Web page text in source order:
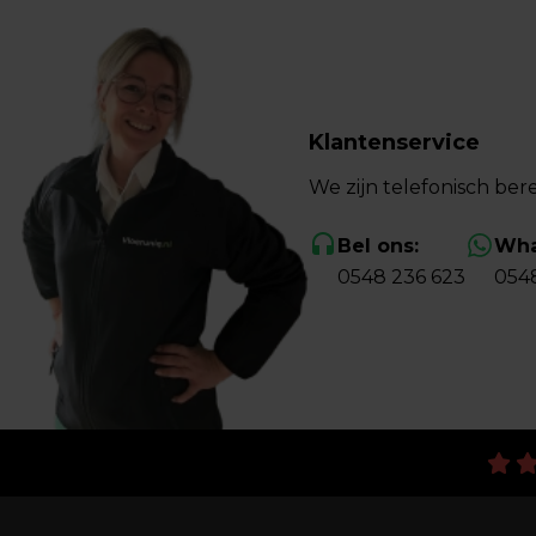
Klantenservice
We zijn telefonisch
Bel ons:
0548 236 623